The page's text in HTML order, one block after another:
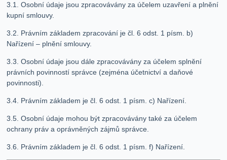
3.1. Osobní údaje jsou zpracovávány za účelem uzavření a plnění
kupní smlouvy.
3.2. Právním základem zpracování je čl. 6 odst. 1 písm. b)
Nařízení – plnění smlouvy.
3.3. Osobní údaje jsou dále zpracovávány za účelem splnění
právních povinností správce (zejména účetnictví a daňové
povinnosti).
3.4. Právním základem je čl. 6 odst. 1 písm. c) Nařízení.
3.5. Osobní údaje mohou být zpracovávány také za účelem
ochrany práv a oprávněných zájmů správce.
3.6. Právním základem je čl. 6 odst. 1 písm. f) Nařízení.